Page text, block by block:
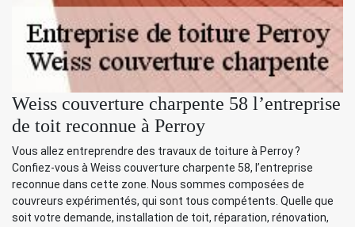
Weiss couverture charpente 58 l’entreprise
de toit reconnue à Perroy
Vous allez entreprendre des travaux de toiture à Perroy ?
Confiez-vous à Weiss couverture charpente 58, l’entreprise
reconnue dans cette zone. Nous sommes composées de
couvreurs expérimentés, qui sont tous compétents. Quelle que
soit votre demande, installation de toit, réparation, rénovation,